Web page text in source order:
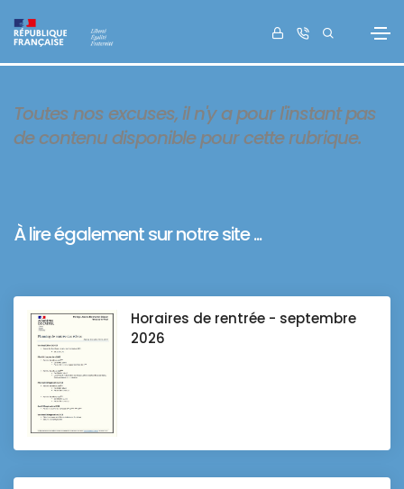
Toutes nos excuses, il n'y a pour l'instant pas
de contenu disponible pour cette rubrique.
À lire également sur notre site ...
Horaires de rentrée - septembre
2026